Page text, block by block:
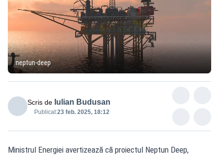
neptun-deep
Scris de Iulian Budusan
Publicat:23 feb. 2025, 18:12
Ministrul Energiei avertizează că proiectul Neptun Deep,